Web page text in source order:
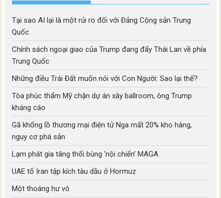
Tại sao AI lại là một rủi ro đối với Đảng Cộng sản Trung
Quốc
Chính sách ngoại giao của Trump đang đẩy Thái Lan về phía
Trung Quốc
Những điều Trái Đất muốn nói với Con Người: Sao lại thế?
Tòa phúc thẩm Mỹ chặn dự án xây ballroom, ông Trump
kháng cáo
Gã khổng lồ thương mại điện tử Nga mất 20% kho hàng,
nguy cơ phá sản
Lạm phát gia tăng thổi bùng ‘nội chiến’ MAGA
UAE tố Iran tập kích tàu dầu ở Hormuz
Một thoáng hư vô